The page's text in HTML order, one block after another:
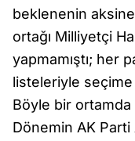
beklenenin
ortağı Milliyetçi
yapmamıştı; her
listeleriyle seçime
Böyle bir
Dönemin AK Parti